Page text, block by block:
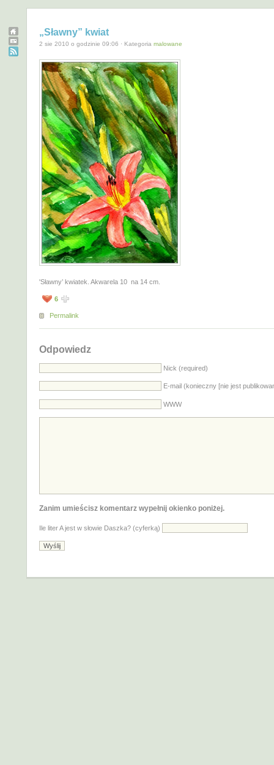
„Sławny” kwiat
2 sie 2010 o godzinie 09:06 · Kategoria malowane
'Sławny’ kwiatek. Akwarela 10 na 14 cm.
6
Permalink
Odpowiedz
Nick (required)
E-mail (konieczny [nie jest
WWW
Zanim umieścisz komentarz wypełnij okienko poniżej.
Ile liter A jest w słowie Daszka? (cyferką)